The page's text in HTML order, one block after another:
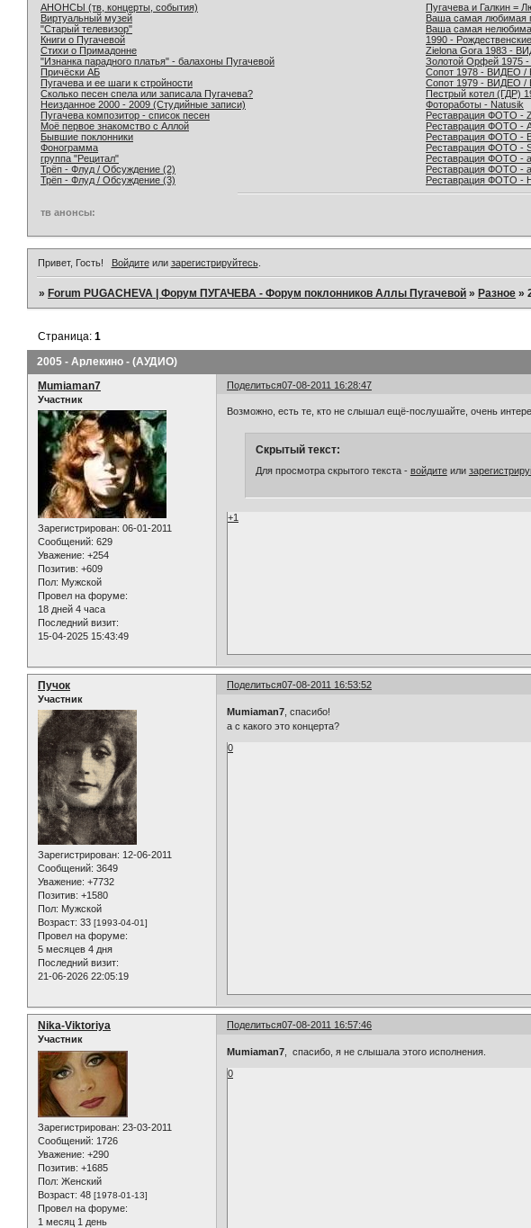
АНОНСЫ (тв, концерты, события)
Виртуальный музей
"Старый телевизор"
Книги о Пугачевой
Стихи о Примадонне
"Изнанка парадного платья" - балахоны Пугачевой
Причёски АБ
Пугачева и ее шаги к стройности
Сколько песен спела или записала Пугачева?
Неизданное 2000 - 2009 (Студийные записи)
Пугачева композитор - список песен
Моё первое знакомство с Аллой
Бывшие поклонники
Фонограмма
группа "Рецитал"
Трёп - Флуд / Обсуждение (2)
Трёп - Флуд / Обсуждение (3)
Пугачева и Галкин =
Ваша самая любимая
Ваша самая
1990 -
Zielona Gora 1983 -
Золотой Орфей 1975
Сопот 1978 - ВИДЕО /
Сопот 1979 - ВИДЕО /
Пестрый котел (ГДР)
Фотоработы - Natusik
Реставрация ФОТО -
Реставрация ФОТО -
Реставрация ФОТО -
Реставрация ФОТО -
Реставрация ФОТО -
Реставрация ФОТО -
Реставрация ФОТО -
тв анонсы:
Привет, Гость! Войдитеили зарегистрируйтесь.
»Forum PUGACHEVA | Форум ПУГАЧЕВА - Форум поклонников Аллы Пугачевой »Разное »
2005 - Арлекино - (АУДИО)
Страница:1
Поделиться07-08-2011 16:28:47
Mumiaman7
Участник
Зарегистрирован: 06-01-2011
Сообщений: 629
Уважение: +254
Позитив: +609
Пол: Мужской
Провел на форуме:
18 дней 4 часа
Последний визит:
15-04-2025 15:43:49
Возможно, есть те, кто не слышал ещё-послушайте, очень
Скрытый текст:
Для просмотра скрытого текста - войдитеили
+1
Поделиться07-08-2011 16:53:52
Пучок
Участник
Зарегистрирован: 12-06-2011
Сообщений: 3649
Уважение: +7732
Позитив: +1580
Пол: Мужской
Возраст: 33 [1993-04-01]
Провел на форуме:
5 месяцев 4 дня
Последний визит:
21-06-2026 22:05:19
Mumiaman7 , спасибо!
а с какого это концерта?
0
Поделиться07-08-2011 16:57:46
Nika-Viktoriya
Участник
Зарегистрирован: 23-03-2011
Сообщений: 1726
Уважение: +290
Позитив: +1685
Пол: Женский
Возраст: 48 [1978-01-13]
Провел на форуме:
1 месяц 1 день
Mumiaman7 , спасибо, я не слышала этого исполнения.
0